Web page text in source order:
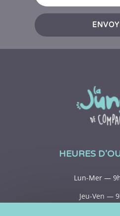
HEURES
Lun-Mer —
Jeu-Ven —